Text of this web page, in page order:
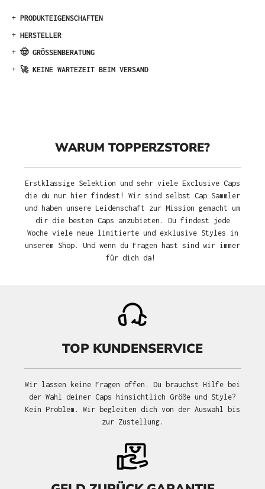
+ PRODUKTEIGENSCHAFTEN
+ HERSTELLER
+ 🤠 GRÖSSENBERATUNG
+ 🚀 KEINE WARTEZEIT BEIM VERSAND
WARUM TOPPERZSTORE?
Erstklassige Selektion und sehr viele Exclusive Caps
die du nur hier findest! Wir sind selbst Cap Sammler
und haben unsere Leidenschaft zur Mission gemacht um
dir die besten Caps anzubieten. Du findest jede
Woche viele neue limitierte und exklusive Styles in
unserem Shop. Und wenn du Fragen hast sind wir immer
für dich da!
TOP KUNDENSERVICE
Wir lassen keine Fragen offen. Du brauchst Hilfe bei
der Wahl deiner Caps hinsichtlich Größe und Style?
Kein Problem. Wir begleiten dich von der Auswahl bis
zur Zustellung.